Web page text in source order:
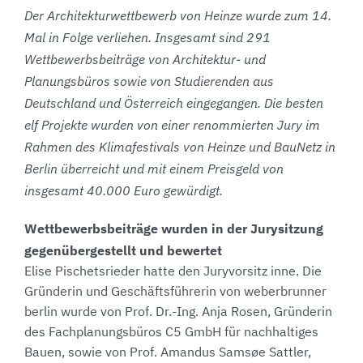
Der Architekturwettbewerb von Heinze wurde zum 14.
Mal in Folge verliehen. Insgesamt sind 291
Wettbewerbsbeiträge von Architektur- und
Planungsbüros sowie von Studierenden aus
Deutschland und Österreich eingegangen. Die besten
elf Projekte wurden von einer renommierten Jury im
Rahmen des Klimafestivals von Heinze und BauNetz in
Berlin überreicht und mit einem Preisgeld von
insgesamt 40.000 Euro gewürdigt.
Wettbewerbsbeiträge wurden in der Jurysitzung
gegenübergestellt und bewertet
Elise Pischetsrieder hatte den Juryvorsitz inne. Die
Gründerin und Geschäftsführerin von weberbrunner
berlin wurde von Prof. Dr.-Ing. Anja Rosen, Gründerin
des Fachplanungsbüros C5 GmbH für nachhaltiges
Bauen, sowie von Prof. Amandus Samsøe Sattler,